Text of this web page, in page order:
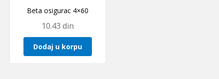
Beta osigurac 4×60
10.43 din
Dodaj u korpu